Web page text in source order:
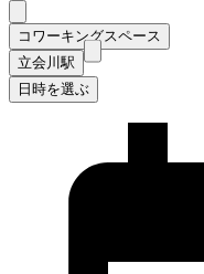
コワーキングスペース
立会川駅
日時を選ぶ